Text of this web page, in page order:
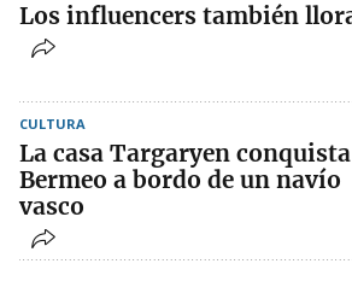
Los influencers también
CULTURA
La casa Targaryen conquista
Bermeo a bordo de un navío
vasco